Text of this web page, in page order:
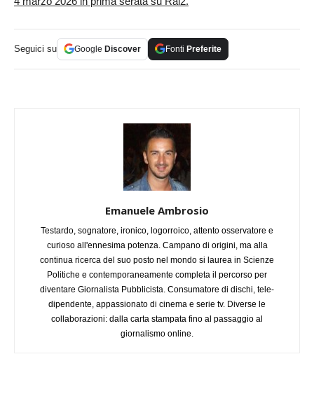
Seguici su Google Discover Fonti Preferite
Emanuele Ambrosio
Testardo, sognatore, ironico, logorroico, attento osservatore e
curioso all'ennesima potenza. Campano di origini, ma alla
continua ricerca del suo posto nel mondo si laurea in Scienze
Politiche e contemporaneamente completa il percorso per
diventare Giornalista Pubblicista. Consumatore di dischi, tele-
dipendente, appassionato di cinema e serie tv. Diverse le
collaborazioni: dalla carta stampata fino al passaggio al
giornalismo online.